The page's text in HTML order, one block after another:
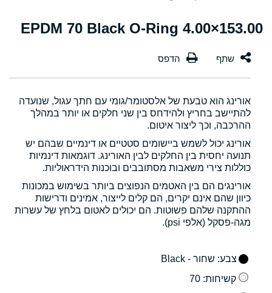
153.00×4.00 EPDM 70 Black O-Ring
אורינג הוא טבעת של אלסטומר/גומי עם חתך עגול, שנועדה
להתיישב בחריץ ולהידחס בין שני חלקים או יותר במהלך
ההרכבה, וכך ליצור איטום.
אורינג יכול לשמש ביישומים סטטיים או דינמיים שבהם יש
תנועה יחסית בין החלקים לבין האורינג. דוגמאות דינמיות
כוללות צירי משאבות מסתובבים ובוכנות הידראוליות.
אורינגים הם בין האטמים הנפוצים ביותר בשימוש במכונות
כיוון שהם אינם יקרים, הם קלים לייצור, אמינים ודרישות
ההתקנה שלהם פשוטות. הם יכולים לאטום בלחץ של עשרות
מגה-פסקל (אלפי psi).
צבע: שחור - Black
קשיחות: 70